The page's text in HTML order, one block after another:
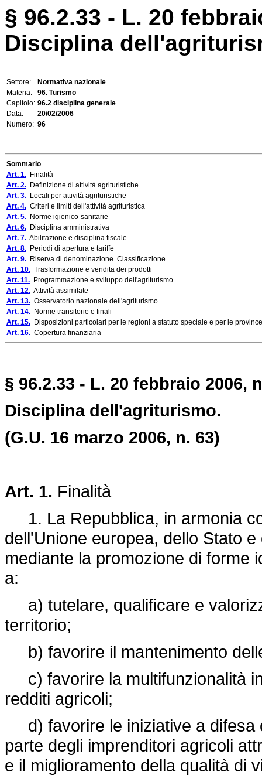
§ 96.2.33 - L. 20
Disciplina
Settore:
Normativa nazionale
Materia:
96. Turismo
Capitolo: 96.2 disciplina generale
Data:
20/02/2006
Numero: 96
Sommario
Art. 1. Finalità
Art. 2. Definizione di attività agrituristiche
Art. 3. Locali per attività agrituristiche
Art. 4. Criteri e limiti dell'attività agrituristica
Art. 5. Norme igienico-sanitarie
Art. 6. Disciplina amministrativa
Art. 7. Abilitazione e disciplina fiscale
Art. 8. Periodi di apertura e tariffe
Art. 9. Riserva di denominazione. Classificazione
Art. 10. Trasformazione e vendita dei prodotti
Art. 11. Programmazione e sviluppo dell'agriturismo
Art. 12. Attività assimilate
Art. 13. Osservatorio nazionale dell'agriturismo
Art. 14. Norme transitorie e finali
Art. 15. Disposizioni particolari per le regioni a statuto speciale e per le
Art. 16. Copertura finanziaria
§ 96.2.33 - L. 20 febbraio 2006,
Disciplina dell'agriturismo.
(G.U. 16 marzo 2006, n. 63)
Art. 1. Finalità
1. La Repubblica, in armonia
dell'Unione europea, dello Stato
mediante la promozione di forme
a:
a) tutelare, qualificare e
territorio;
b) favorire il mantenimento
c) favorire la multifunzionalità
redditi agricoli;
d) favorire le iniziative a difesa
parte degli imprenditori agricoli
e il miglioramento della qualità di